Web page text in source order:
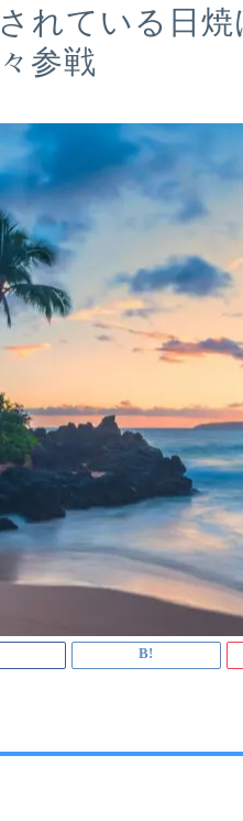
れている日
参戦